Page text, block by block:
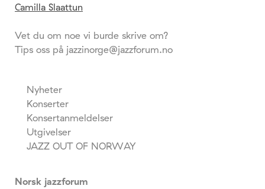
Camilla Slaattun
Vet du om noe vi burde skrive om?
Tips oss på jazzinorge@jazzforum.no
Nyheter
Konserter
Konsertanmeldelser
Utgivelser
JAZZ OUT OF NORWAY
Norsk jazzforum